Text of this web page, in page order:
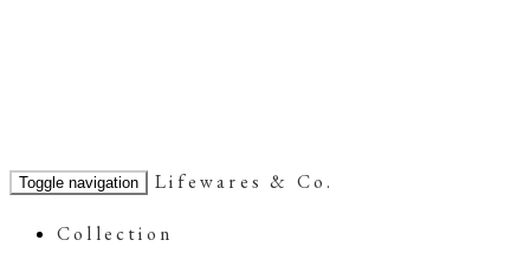
Toggle navigation Lifewares & Co.
Collection
過ぎ行く夏に想う…の巻
2012.9.5 - Lifewares & Co.